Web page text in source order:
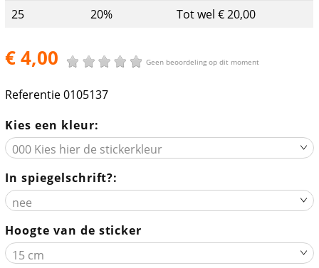
25
20% Tot wel € 20,00
€ 4,00 Geen beoordeling op dit moment
Referentie0105137
Kies een kleur:
In spiegelschrift?:
Hoogte van de sticker